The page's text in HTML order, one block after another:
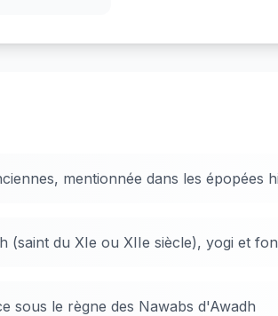
mentionnée dans les épopées
(saint du XIe ou XIIe siècle), yogi et
sous le règne des Nawabs d'Awadh